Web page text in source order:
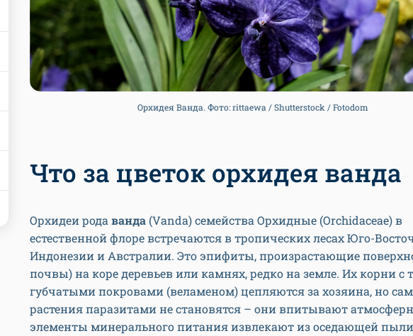
Орхидея Ванда. Фото: rittaewa / Shutterstock / Fotodom
Что за цветок орхидея ванда
Орхидеи родаванда (Vanda) семейства Орхидные (Orchidaceae) в
естественной флоре встречаются в тропических лесах Юго-
Индонезии и Австралии. Это эпифиты, произрастающие
почвы) на коре деревьев или камнях, редко на земле. Их корни с
губчатыми покровами (веламеном) цепляются за хозяина, но
растения паразитами не становятся – они впитывают
элементы минерального питания извлекают из оседающей